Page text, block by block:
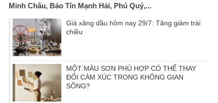
Minh Châu, Bảo Tín Mạnh Hải, Phú Quý,...
Giá xăng dầu hôm nay 29/7: Tăng giảm trái
chiều
MỘT MÀU SƠN PHÙ HỢP CÓ THỂ THAY
ĐỔI CẢM XÚC TRONG KHÔNG GIAN
SỐNG?